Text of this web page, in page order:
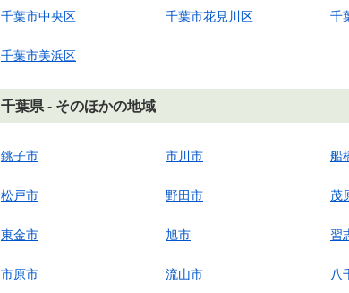
千葉市中央区 千葉市花見川区 千
千葉市美浜区
千葉県 - そのほかの地域
銚子市 市川市 船
松戸市 野田市 茂
東金市 旭市 習
市原市 流山市 八